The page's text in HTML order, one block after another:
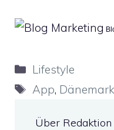
Kategorien
Lifestyle
Schlagwörter
App,
Über Redaktion